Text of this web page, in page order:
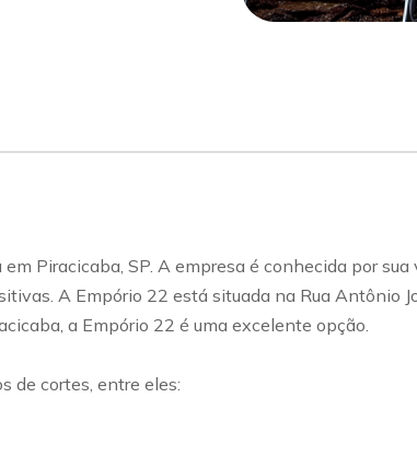
Piracicaba, SP. A empresa é conhecida por
A Empório 22 está situada na Rua Antônio
a Empório 22 é uma excelente opção.
de cortes, entre eles: